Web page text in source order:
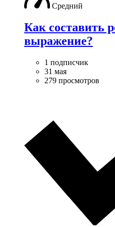
Средний
Как составить
выражение?
1 подписчик
31 мая
279 просмотров